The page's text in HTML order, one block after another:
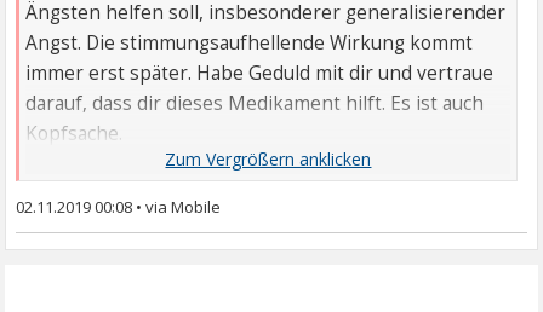
Ängsten helfen soll, insbesonderer generalisierender
Angst. Die stimmungsaufhellende Wirkung kommt
immer erst später. Habe Geduld mit dir und vertraue
darauf, dass dir dieses Medikament hilft. Es ist auch
Kopfsache.
02.11.2019 00:08 •